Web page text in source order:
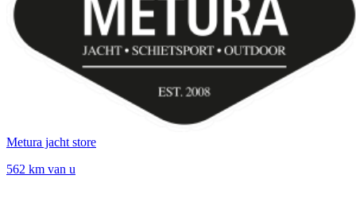
Metura jacht store
562 km van u